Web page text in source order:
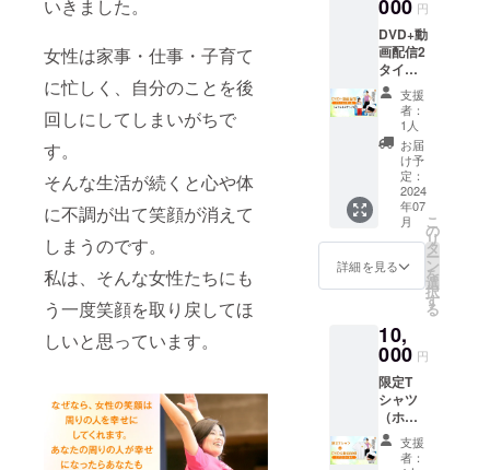
いきました。
女性は家事・仕事・子育て
に忙しく、自分のことを後
回しにしてしまいがちで
す。
そんな生活が続くと心や体
に不調が出て笑顔が消えて
しまうのです。
私は、そんな女性たちにも
う一度笑顔を取り戻してほ
しいと思っています。
お伝え
しま
す。セ
ミナー
を受け
たその
日から
実践で
きる内
容で
す。
つきま
して
は、プ
ロジェ
クト終
了後、
山本奈
津美か
ら連絡
をメー
ルさせ
て頂
き、調
整させ
整に
は、
少々お
時間を
頂く場
合がご
ざいま
す。何
増額す
ること
が可能
です。
他のリ
ターン
商品に
て、適
切なも
のが見
当たら
ない場
合に
は、こ
ちらの
を自由
に設定
援いた
だくこ
とがで
きま
す。 ※
000 円
DVD+動
画配信2
タイト
ルセッ
ト（エ
アロ&ス
テッ
プ） こ
のDVD
は15年
前に作
成した
DVDで
す。現
在の私
お客様
は中上
級の
レッス
ンのイ
メージ
がない
かもし
支援
者：
1人
お届
け予
定：
2024
年07
月
詳細を見る
こ
の
リ
タ
ー
ン
を
選
択
す
る
10,
000 円
限定T
シャツ
（ホワ
イト）
+DVD&
支援
者：